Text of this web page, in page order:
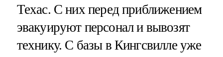
Техас. С них перед приближением
эвакуируют персонал и вывозят
технику. С базы в Кингсвилле уже